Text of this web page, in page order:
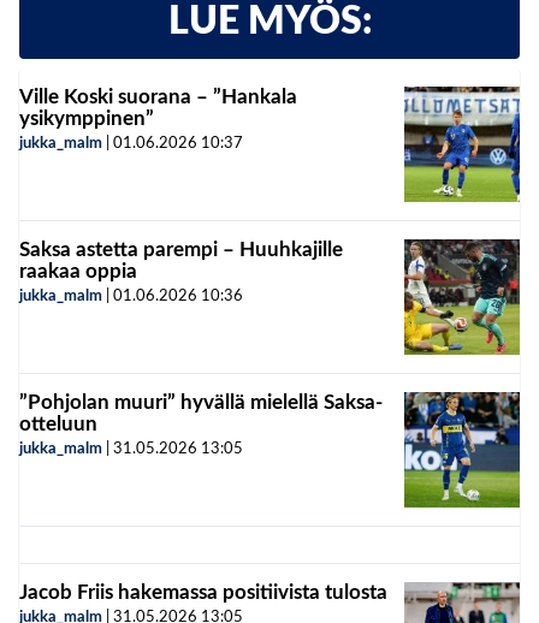
LUE MYÖS:
Ville Koski suorana – ”Hankala
ysikymppinen”
jukka_malm 01.06.2026 10:37
Saksa astetta parempi – Huuhkajille
raakaa oppia
jukka_malm 01.06.2026 10:36
”Pohjolan muuri” hyvällä mielellä Saksa-
otteluun
jukka_malm 31.05.2026 13:05
Jacob Friis hakemassa positiivista tulosta
jukka_malm 31.05.2026 13:05